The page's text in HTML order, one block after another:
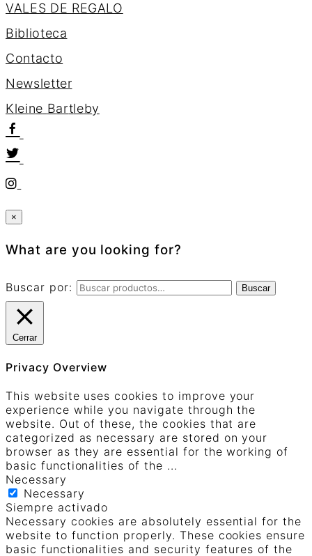
VALES DE REGALO
Biblioteca
Contacto
Newsletter
Kleine Bartleby
×
What are you looking for?
Buscar por: Buscar
Cerrar
Privacy Overview
This website uses cookies to improve your
experience while you navigate through the
website. Out of these, the cookies that are
categorized as necessary are stored on your
browser as they are essential for the working of
basic functionalities of the ...
Necessary
Necessary
Siempre activado
Necessary cookies are absolutely essential for the
website to function properly. These cookies ensure
basic functionalities and security features of the